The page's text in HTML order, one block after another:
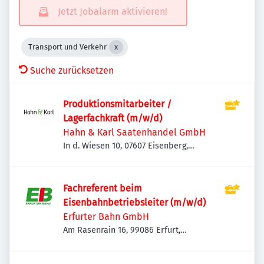
Jetzt Jobalarm aktivieren!
Transport und Verkehr
Suche zurücksetzen
Produktionsmitarbeiter /
Lagerfachkraft (m/w/d)
Hahn & Karl Saatenhandel GmbH
In d. Wiesen 10, 07607 Eisenberg,
Fachreferent beim
Eisenbahnbetriebsleiter (m/w/d)
Erfurter Bahn GmbH
Am Rasenrain 16, 99086 Erfurt,